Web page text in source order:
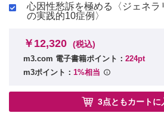
心因性愁訴を極める〈ジェネラ
の実践的10症例〉
￥12,320 (税込)
m3.com 電子書籍ポイント： 224pt
m3ポイント： 1%相当
3点ともカートに